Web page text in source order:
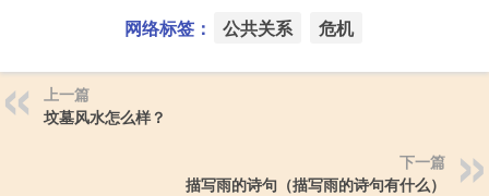
网络标签： 公共关系 危机
上一篇
坟墓风水怎么样？
下一篇
描写雨的诗句（描写雨的诗句有什么）